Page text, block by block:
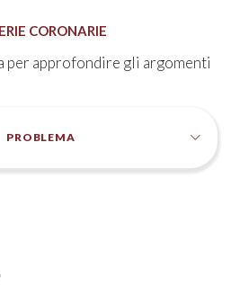
CORONARIE
per approfondire gli argomenti
PROBLEMA